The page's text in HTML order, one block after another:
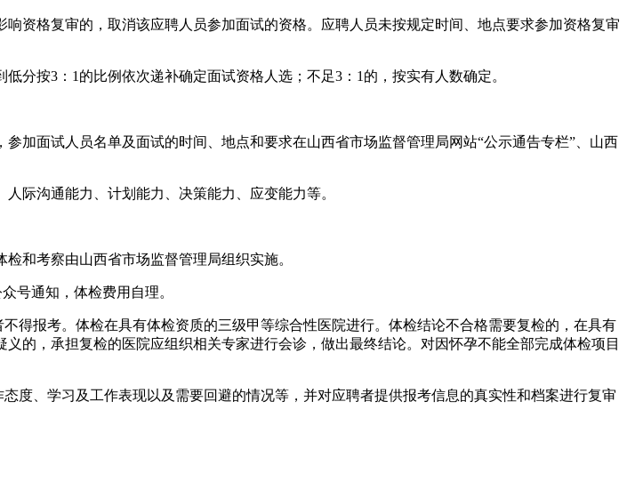
资格复审的，取消该应聘人员参加面试的资格。应聘人员未按规定时间、地点要求参加资格复审
分按3：1的比例依次递补确定面试资格人选；不足3：1的，按实有人数确定。
加面试人员名单及面试的时间、地点和要求在山西省市场监督管理局网站“公示通告专栏”、山西
际沟通能力、计划能力、决策能力、应变能力等。
和考察由山西省市场监督管理局组织实施。
号通知，体检费用自理。
得报考。体检在具有体检资质的三级甲等综合性医院进行。体检结论不合格需要复检的，在具有
的，承担复检的医院应组织相关专家进行会诊，做出最终结论。对因怀孕不能全部完成体检项目
度、学习及工作表现以及需要回避的情况等，并对应聘者提供报考信息的真实性和档案进行复审